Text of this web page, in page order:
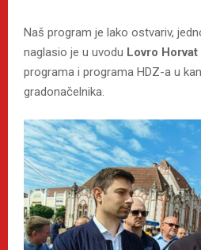
Naš program je lako ostvariv,
naglasio je u uvodu Lovro Horvat
programa i programa HDZ-a u
gradonačelnika.